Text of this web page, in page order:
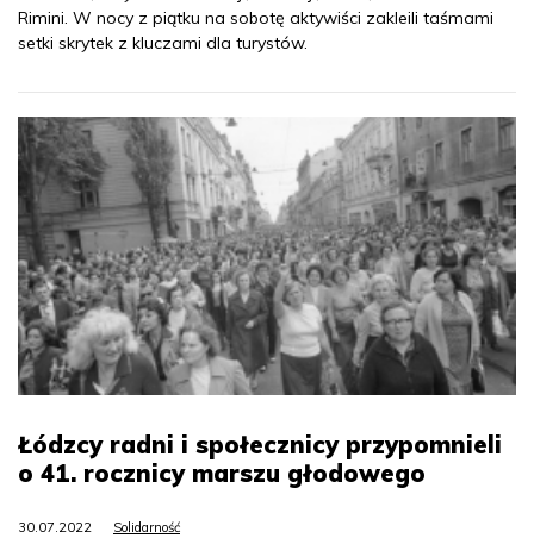
Rimini. W nocy z piątku na sobotę aktywiści zakleili taśmami
setki skrytek z kluczami dla turystów.
Łódzcy radni i społecznicy przypomnieli
o 41. rocznicy marszu głodowego
30.07.2022 Solidarność